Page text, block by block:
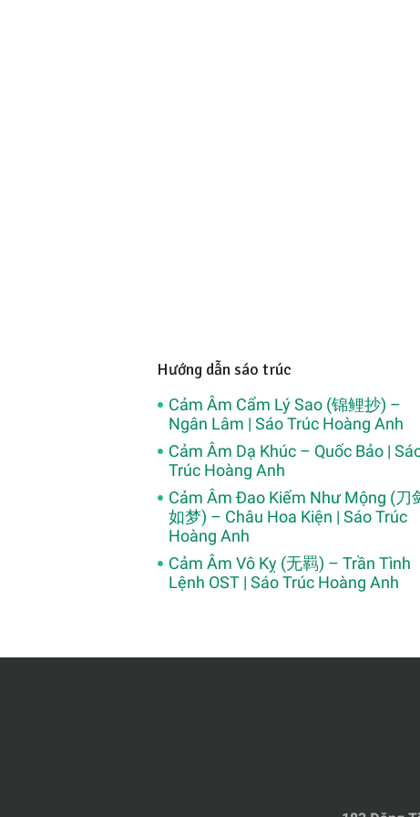
Hướng dẫn sáo trúc
Cảm Âm Cẩm Lý Sao (锦鲤抄) –
Ngân Lâm | Sáo Trúc Hoàng Anh
Cảm Âm Dạ Khúc – Quốc Bảo |
Trúc Hoàng Anh
Cảm Âm Đao Kiếm Như Mộng (刀
如梦) – Châu Hoa Kiện | Sáo Trúc
Hoàng Anh
Cảm Âm Vô Kỵ (无羁) – Trần Tình
Lệnh OST | Sáo Trúc Hoàng Anh